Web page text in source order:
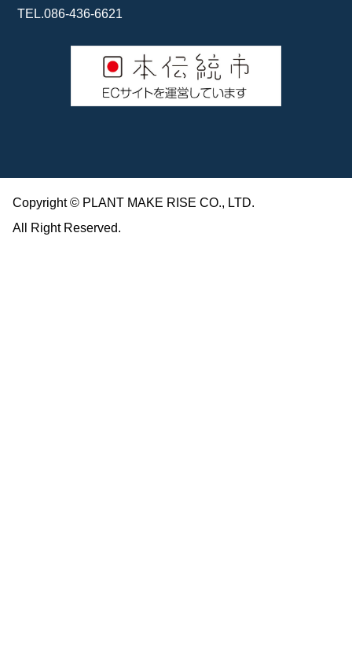
TEL.086-436-6621
Copyright © PLANT MAKE RISE CO., LTD.
All Right Reserved.